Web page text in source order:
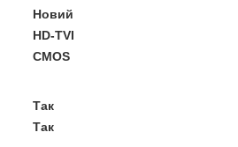
Новий
HD-TVI
CMOS
Так
Так